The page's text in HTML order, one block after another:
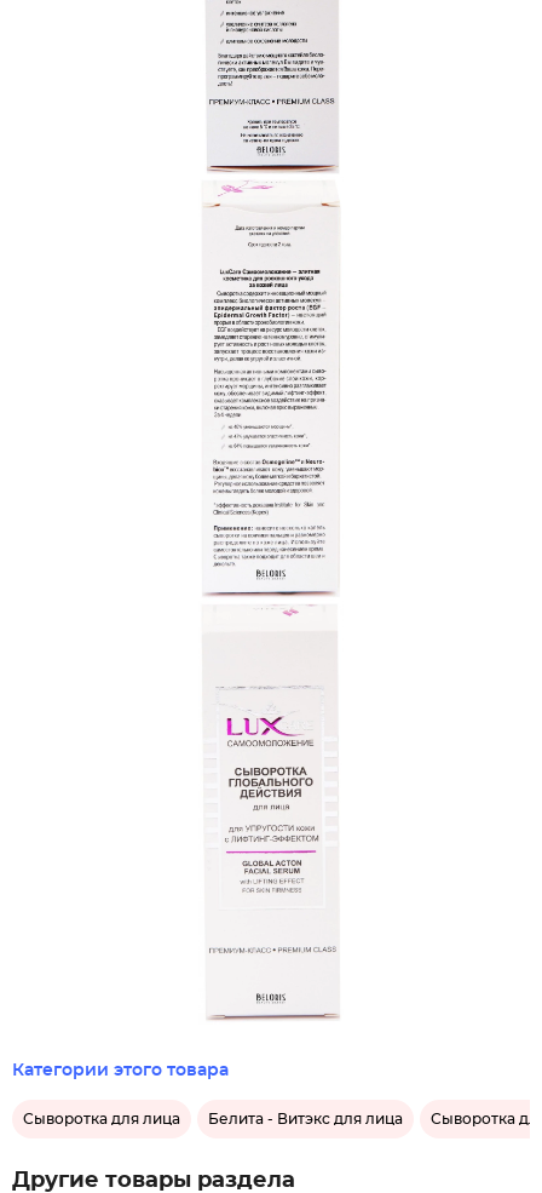
Категории этого товара
Сыворотка для лица Белита - Витэкс для лица Сыворотка
Другие товары раздела